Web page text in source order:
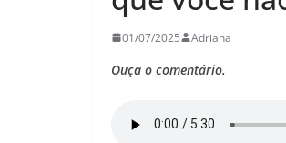
01/07/2025 Adriana
Ouça o comentário.